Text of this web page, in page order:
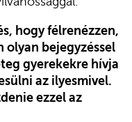
hogy félrenézzen,
olyan bejegyzéssel
gyerekekre hívja
az ilyesmivel.
ezzel az